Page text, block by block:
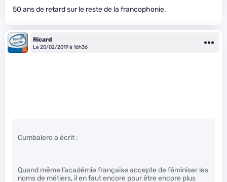
50 ans de retard sur le reste de la francophonie.
Ricard
Le 20/02/2019 à 16h36
Cumbalero a écrit :
Quand même l’académie française accepte de féminiser les
noms de métiers, il en faut encore pour être encore plus